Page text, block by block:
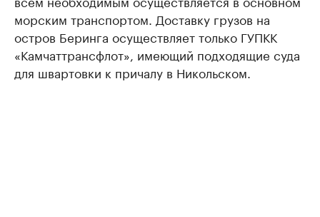
морским транспортом. Доставку грузов на
остров Беринга осуществляет только ГУПКК
«Камчаттрансфлот», имеющий подходящие суда
для швартовки к причалу в Никольском.